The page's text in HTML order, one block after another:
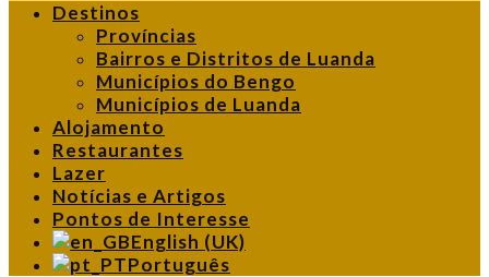
Destinos
Províncias
Bairros e Distritos de Luanda
Municípios do Bengo
Municípios de Luanda
Alojamento
Restaurantes
Lazer
Notícias e Artigos
Pontos de Interesse
English (UK)
Português